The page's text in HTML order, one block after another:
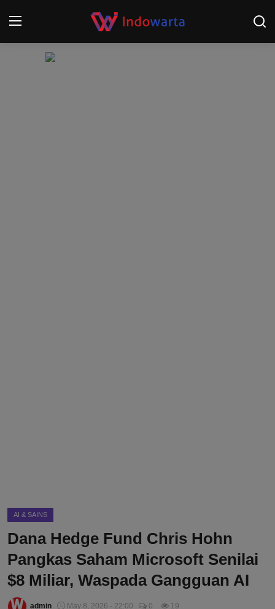
AI & SAINS
Dana Hedge Fund Chris Hohn
Pangkas Saham Microsoft Senilai
$8 Miliar, Waspada Gangguan AI
admin May 8, 2026 - 22:00 0 19